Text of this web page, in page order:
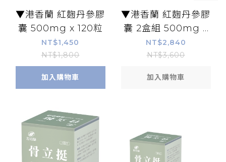
▼港香蘭 紅麴丹參膠
囊 500mg x 120粒
NT$1,450
NT$1,800
加入購物車
▼港香蘭 紅麴丹參膠
囊 2盒組 500mg x
120粒
NT$2,840
NT$3,600
加入購物車